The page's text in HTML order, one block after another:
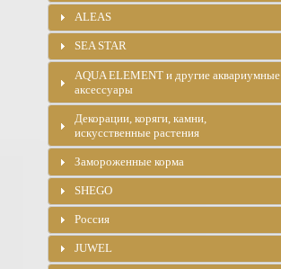
ALEAS
SEA STAR
AQUA ELEMENT и другие аквариумные
аксессуары
Декорации, коряги, камни,
искусственные растения
Замороженные корма
SHEGO
Россия
JUWEL